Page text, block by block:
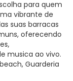
para quem
vibrante de
suas barracas
oferecendo
musica ao vivo.
Guarderia